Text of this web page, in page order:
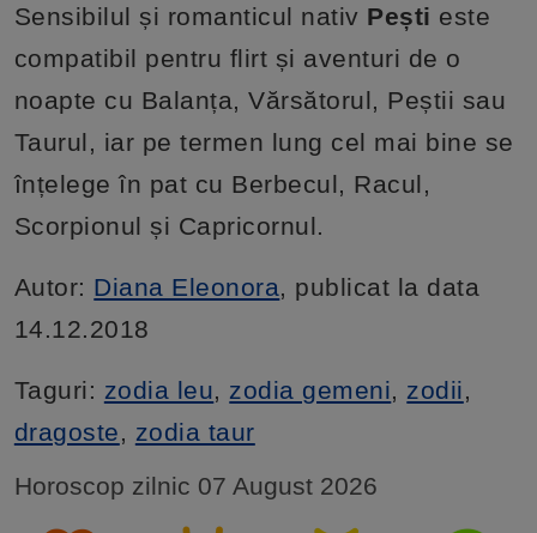
Sensibilul și romanticul nativ Pești este
compatibil pentru flirt și aventuri de o
noapte cu Balanța, Vărsătorul, Peștii sau
Taurul, iar pe termen lung cel mai bine se
înțelege în pat cu Berbecul, Racul,
Scorpionul și Capricornul.
Autor: Diana Eleonora, publicat la data
14.12.2018
Taguri: zodia leu, zodia gemeni, zodii,
dragoste, zodia taur
Horoscop zilnic 07 August 2026